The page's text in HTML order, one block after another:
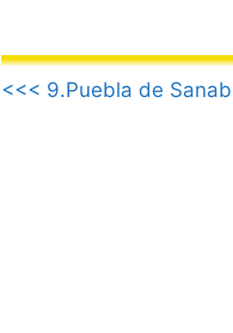
.
<<< 9.Puebla de